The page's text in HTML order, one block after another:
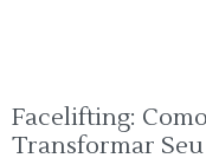
Facelifting:
Transformar